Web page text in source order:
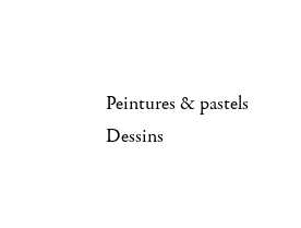
Peintures & pastels
Dessins